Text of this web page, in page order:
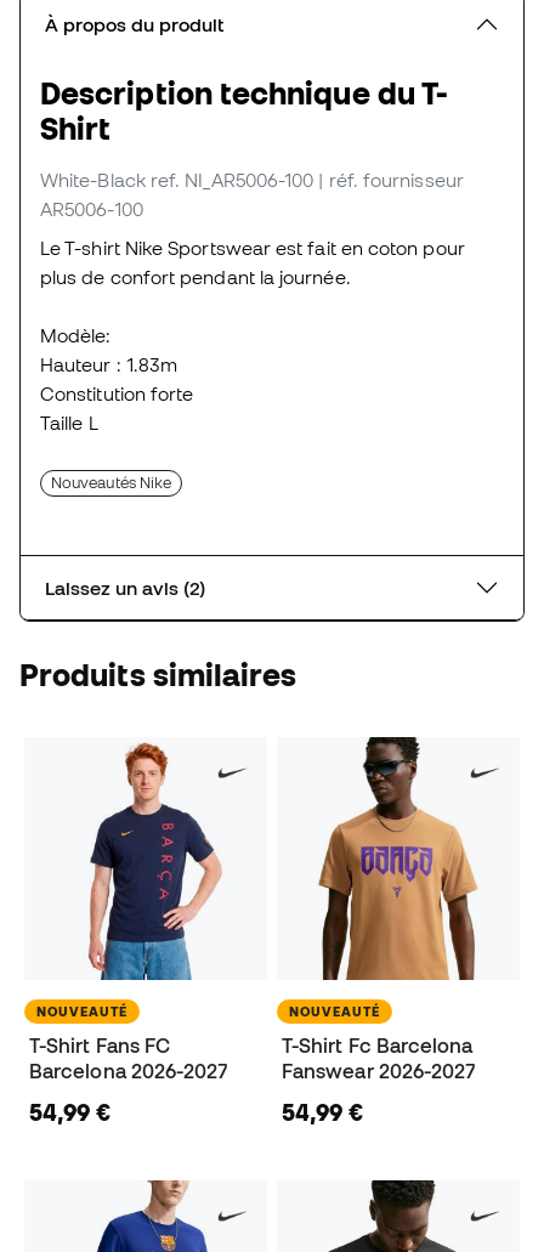
À propos du produit
Description technique du T-
Shirt
White-Black ref. NI_AR5006-100 | réf. fournisseur
AR5006-100
Le T-shirt Nike Sportswear est fait en coton pour
plus de confort pendant la journée.
Modèle:
Hauteur : 1.83m
Constitution forte
Taille L
Nouveautés Nike
Laissez un avis (2)
Produits similaires
NOUVEAUTÉ
T-Shirt Fans FC
Barcelona 2026-2027
54,99 €
NOUVEAUTÉ
T-Shirt Fc Barcelona
Fanswear 2026-2027
54,99 €